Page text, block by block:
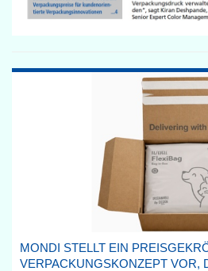
MONDI STELLT EIN
VERPACKUNGSKONZEPT VOR,